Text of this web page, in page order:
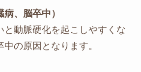
病、脳卒中）
動脈硬化を起こしやすくな
の原因となります。